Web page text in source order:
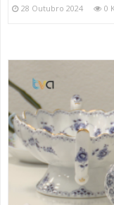
28 Outubro 2024 0